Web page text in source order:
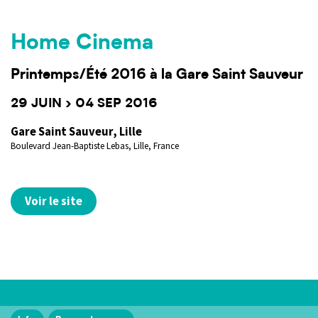
Home Cinema
Printemps/Été 2016 à la Gare Saint Sauveur
29 JUIN › 04 SEP 2016
Gare Saint Sauveur, Lille
Boulevard Jean-Baptiste Lebas, Lille, France
Voir le site